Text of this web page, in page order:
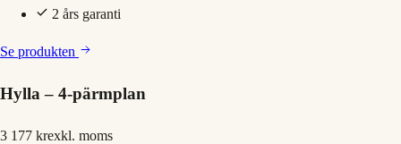
2 års garanti
Se produkten
Hylla – 4-pärmplan
3 177 krexkl. moms